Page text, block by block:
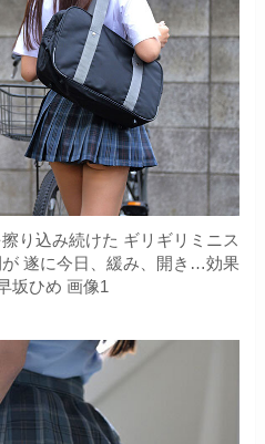
り込み続けた ギリギリミニス
遂に今日、緩み、開き…効果
坂ひめ 画像1